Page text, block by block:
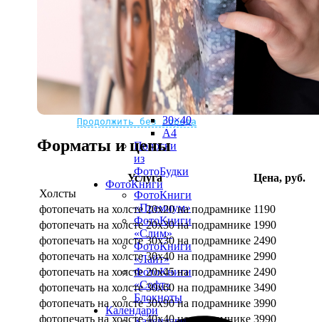
Не нашли Ваш город?
Мы доставляем по всему миру
Продолжить без города
рамке
10х10
10×15
13×18
15×15
15×20
20×20
20×30
30×30
30×40
A4
Полоски
из
ФотоБудки
ФотоКниги
ФотоКниги
«Премиум»
ФотоКниги
«Слим»
ФотоКниги
«Лайт»
ФотоКниги
«Софт»
Блокноты
Календари
Форматы и цены
Услуга
Цена, руб.
Холсты
фотопечать на холсте 20х20 на подрамнике 1190
фотопечать на холсте 20х30 на подрамнике 1990
фотопечать на холсте 30х30 на подрамнике 2490
фотопечать на холсте 30х40 на подрамнике 2990
фотопечать на холсте 20х45 на подрамнике 2490
фотопечать на холсте 30х60 на подрамнике 3490
фотопечать на холсте 30х90 на подрамнике 3990
фотопечать на холсте 40х40 на подрамнике 3990